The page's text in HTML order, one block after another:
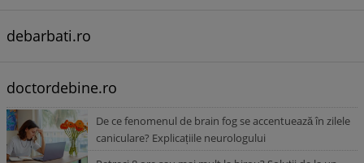
debarbati.ro
doctordebine.ro
De ce fenomenul de brain fog se accentuează în zilele
caniculare? Explicațiile neurologului